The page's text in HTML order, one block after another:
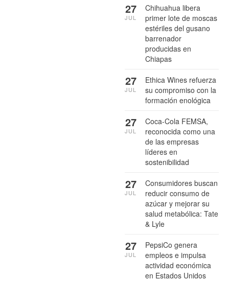
Chihuahua libera
primer lote de moscas
estériles del gusano
barrenador
producidas en
Chiapas
27
JUL
Ethica Wines refuerza
su compromiso con la
formación enológica
27
JUL
Coca-Cola FEMSA,
reconocida como una
de las empresas
líderes en
sostenibilidad
27
JUL
Consumidores buscan
reducir consumo de
azúcar y mejorar su
salud metabólica: Tate
& Lyle
27
JUL
PepsiCo genera
empleos e impulsa
actividad económica
en Estados Unidos
27
JUL